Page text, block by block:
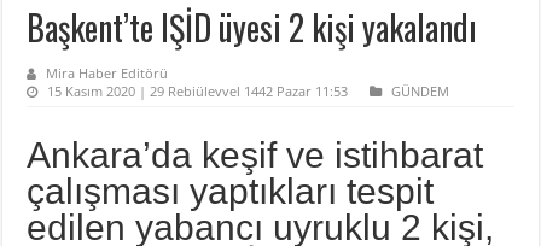
Başkent’te IŞİD üyesi 2 kişi yakalandı
Mira Haber Editörü
15 Kasım 2020 | 29 Rebiülevvel 1442 Pazar 11:53
GÜNDEM
Ankara’da keşif ve istihbarat
çalışması yaptıkları tespit
edilen yabancı uyruklu 2 kişi,